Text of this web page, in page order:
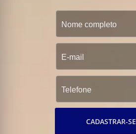
CADASTRAR-SE